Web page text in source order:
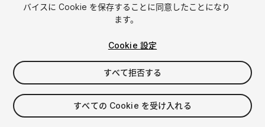
$5
消費税は決済時に計算されます
バイスに Cookie を保存することに同意したことになり
ます。
Cookie 設定
すべて拒否する
すべての Cookie を受け入れる